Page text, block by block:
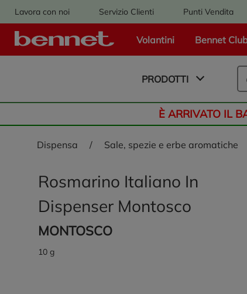
Lavora con noi Servizio Clienti Punti Vendita
Volantini Bennet
Logo Bennet - Torna alla homepage
PRODOTTI
È ARRIVATO IL
dispensa / sale, spezie e erbe aromatiche
Rosmarino Italiano In
Dispenser Montosco
MONTOSCO
10 g